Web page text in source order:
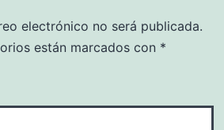
electrónico no será publicada.
están marcados con *